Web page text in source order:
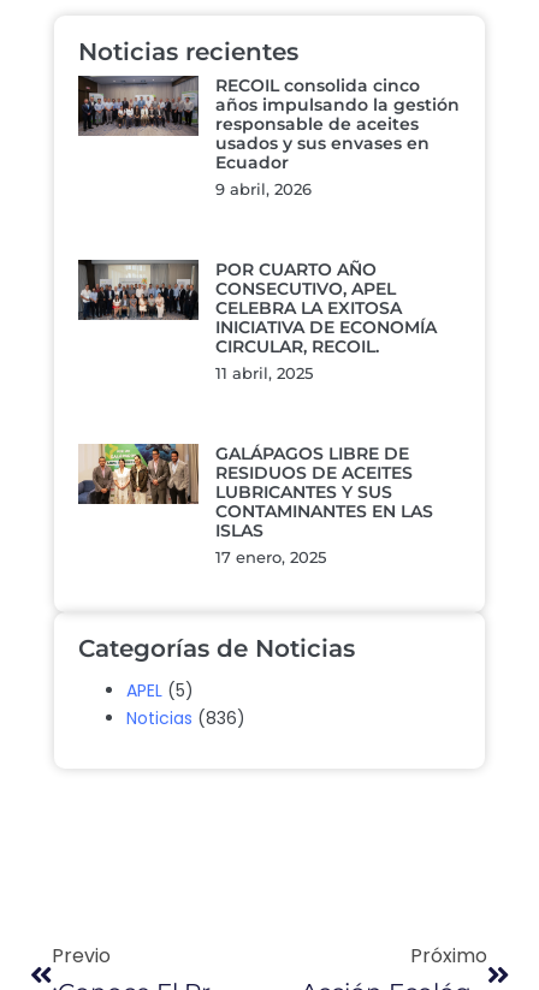
Noticias recientes
RECOIL consolida cinco
años impulsando la gestión
responsable de aceites
usados y sus envases en
Ecuador
9 abril, 2026
POR CUARTO AÑO
CONSECUTIVO, APEL
CELEBRA LA EXITOSA
INICIATIVA DE ECONOMÍA
CIRCULAR, RECOIL.
11 abril, 2025
GALÁPAGOS LIBRE DE
RESIDUOS DE ACEITES
LUBRICANTES Y SUS
CONTAMINANTES EN LAS
ISLAS
17 enero, 2025
Categorías de Noticias
APEL (5)
Noticias (836)
Previo Próximo